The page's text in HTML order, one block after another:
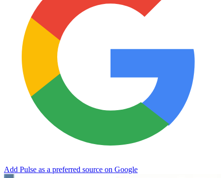
Add Pulse as a preferred source on Google